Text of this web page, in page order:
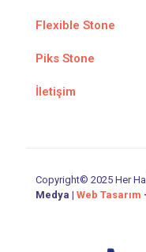
Flexible Stone
Piks Stone
İletişim
Copyright© 2025 Her
Medya | Web Tasarım